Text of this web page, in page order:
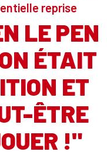
reprise
LE PEN
ÉTAIT
ET
ÊTRE
!"